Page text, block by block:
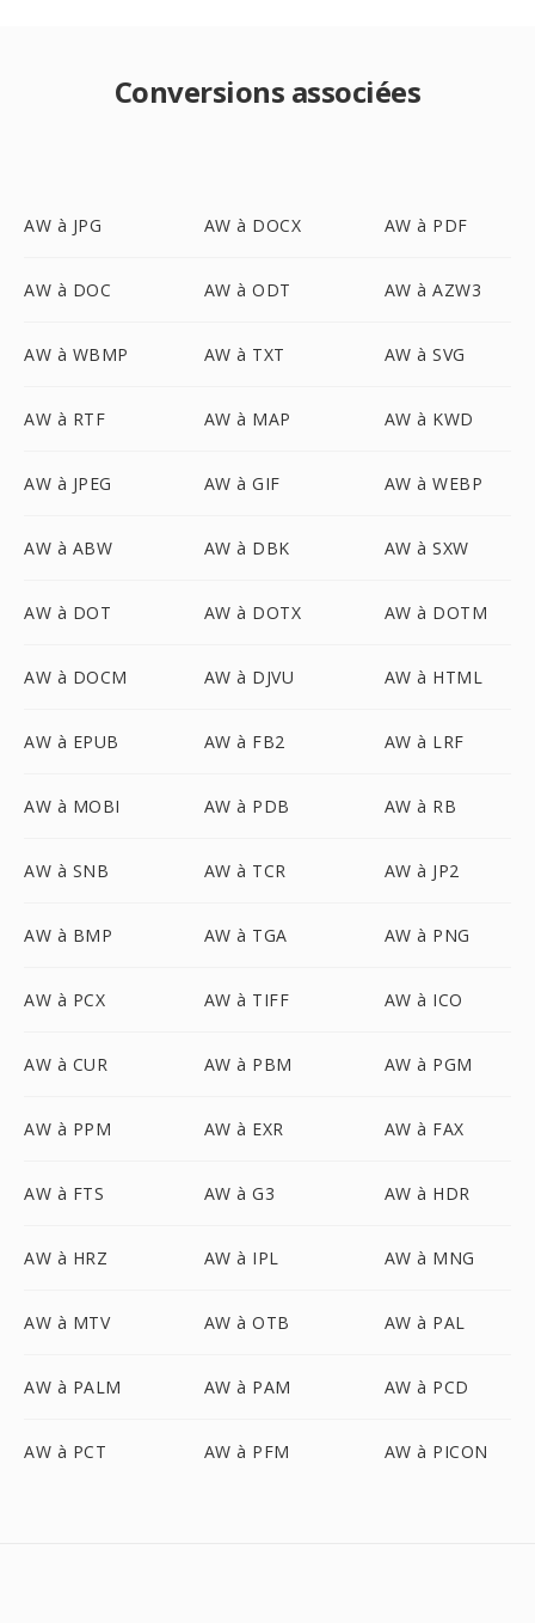
Conversions associées
AW à JPG AW à DOCX AW à PDF
AW à DOC AW à ODT AW à AZW3
AW à WBMP AW à TXT AW à SVG
AW à RTF AW à MAP AW à KWD
AW à JPEG AW à GIF AW à WEBP
AW à ABW AW à DBK AW à SXW
AW à DOT AW à DOTX AW à DOTM
AW à DOCM AW à DJVU AW à HTML
AW à EPUB AW à FB2 AW à LRF
AW à MOBI AW à PDB AW à RB
AW à SNB AW à TCR AW à JP2
AW à BMP AW à TGA AW à PNG
AW à PCX AW à TIFF AW à ICO
AW à CUR AW à PBM AW à PGM
AW à PPM AW à EXR AW à FAX
AW à FTS AW à G3 AW à HDR
AW à HRZ AW à IPL AW à MNG
AW à MTV AW à OTB AW à PAL
AW à PALM AW à PAM AW à PCD
AW à PCT AW à PFM AW à PICON